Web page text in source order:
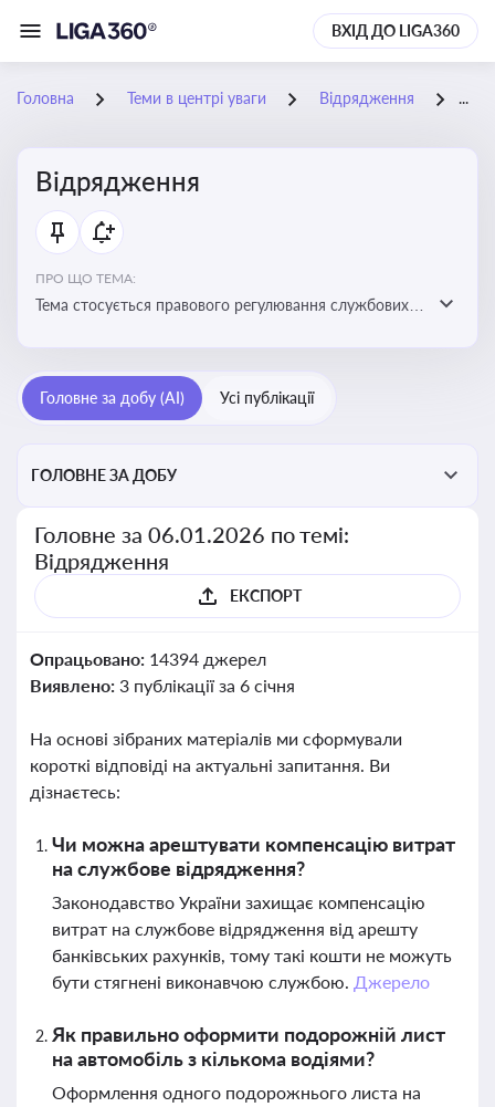
ВХІД ДО LIGA360
Головна Теми в центрі уваги Відрядження 06-
Відрядження
ПРО ЩО ТЕМА:
Тема стосується правового регулювання службових
Головне за добу (AI) Усі публікації
ГОЛОВНЕ ЗА ДОБУ
Головне за 06.01.2026 по темі:
Відрядження
ЕКСПОРТ
Опрацьовано: 14394 джерел
Виявлено: 3 публікації за 6 січня
На основі зібраних матеріалів ми сформували
короткі відповіді на актуальні запитання. Ви
дізнаєтесь:
Чи можна арештувати компенсацію витрат
на службове відрядження?
Законодавство України захищає компенсацію
витрат на службове відрядження від арешту
банківських рахунків, тому такі кошти не можуть
бути стягнені виконавчою службою. Джерело
Як правильно оформити подорожній лист
на автомобіль з кількома водіями?
Оформлення одного подорожнього листа на